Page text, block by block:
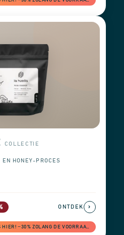
COLLECTIE
EN HONEY-PROCES
ONTDEK ›